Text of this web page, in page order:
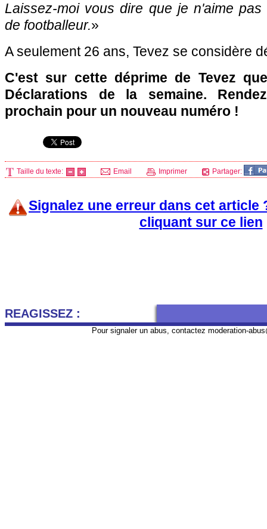
Laissez-moi vous dire que je n'aime
de footballeur.»
A seulement 26 ans, Tevez se considère
C'est sur cette déprime de Tevez
Déclarations de la semaine.
prochain pour un nouveau numéro !
Taille du texte: Email Imprimer Partager:
Signalez une erreur dans cet article
cliquant sur ce lien
REAGISSEZ :
Pour signaler un abus, contactez moderation-